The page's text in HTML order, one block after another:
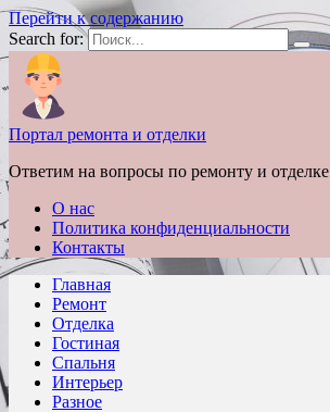
Перейти к содержанию
Search for:
Портал ремонта и отделки
Ответим на вопросы по ремонту и отделке
О нас
Политика конфиденциальности
Контакты
Главная
Ремонт
Отделка
Гостиная
Спальня
Интерьер
Разное